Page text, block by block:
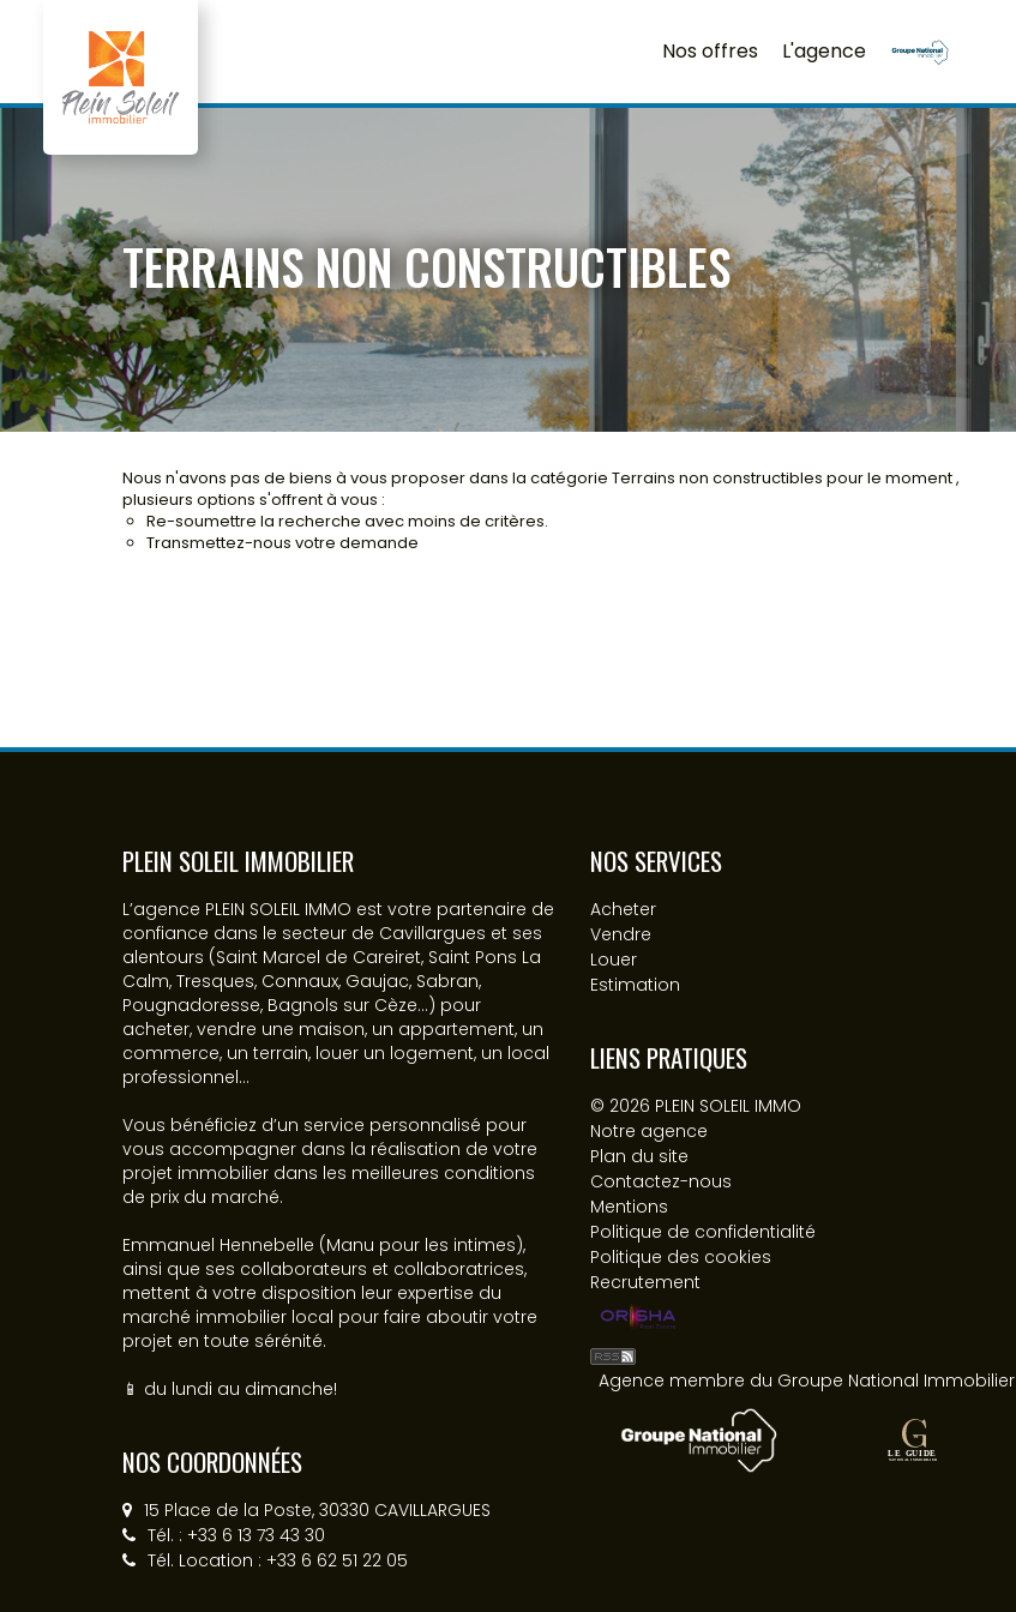
Nos offres L'agence
TERRAINS NON CONSTRUCTIBLES
Nous n'avons pas de biens à vous proposer dans la catégorie Terrains non constructibles pour le moment ,
plusieurs options s'offrent à vous :
Re-soumettre la recherche avec moins de critères.
Transmettez-nous votre demande
PLEIN SOLEIL IMMOBILIER
L’agence PLEIN SOLEIL IMMO est votre partenaire de
confiance dans le secteur de Cavillargues et ses
alentours (Saint Marcel de Careiret, Saint Pons La
Calm, Tresques, Connaux, Gaujac, Sabran,
Pougnadoresse, Bagnols sur Cèze...) pour
acheter, vendre une maison, un appartement, un
commerce, un terrain, louer un logement, un local
professionnel...
Vous bénéficiez d’un service personnalisé pour
vous accompagner dans la réalisation de votre
projet immobilier dans les meilleures conditions
de prix du marché.
Emmanuel Hennebelle (Manu pour les intimes),
ainsi que ses collaborateurs et collaboratrices,
mettent à votre disposition leur expertise du
marché immobilier local pour faire aboutir votre
projet en toute sérénité.
📱 du lundi au dimanche!
NOS COORDONNÉES
15 Place de la Poste, 30330 CAVILLARGUES
Tél. : +33 6 13 73 43 30
Tél. Location : +33 6 62 51 22 05
NOS SERVICES
Acheter
Vendre
Louer
Estimation
LIENS PRATIQUES
© 2026 PLEIN SOLEIL IMMO
Notre agence
Plan du site
Contactez-nous
Mentions
Politique de confidentialité
Politique des cookies
Recrutement
Agence membre du Groupe National Immobilier